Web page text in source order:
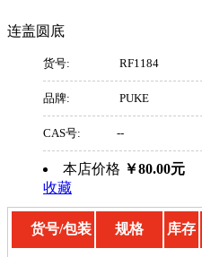
连盖圆底
货号: RF1184
品牌: PUKE
CAS号: --
本店价格 ￥80.00元
收藏
货号/包装 规格 库存